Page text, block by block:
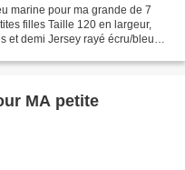
marine pour ma grande de 7
filles Taille 120 en largeur,
et demi Jersey rayé écru/bleu
MA petite